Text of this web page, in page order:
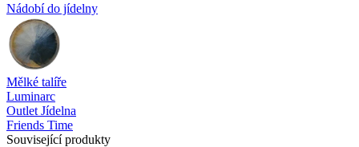
Nádobí do jídelny
Mělké talíře
Luminarc
Outlet Jídelna
Friends Time
Související produkty